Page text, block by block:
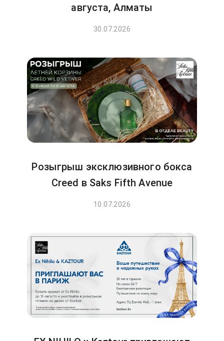
августа, Алматы
30.07.2026
Розыгрыш эксклюзивного бокса
Creed в Saks Fifth Avenue
10.07.2026